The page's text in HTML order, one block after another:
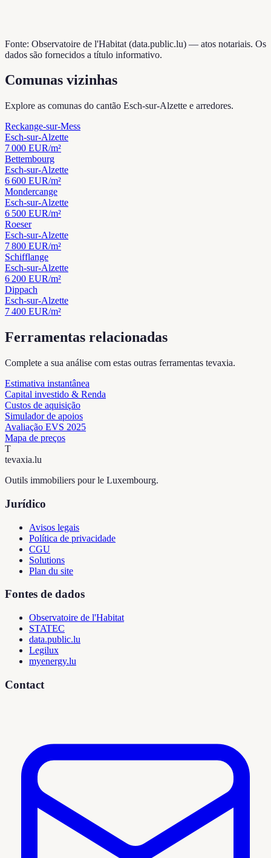
Fonte: Observatoire de l'Habitat (data.public.lu) — atos notariais. Os
dados são fornecidos a título informativo.
Comunas vizinhas
Explore as comunas do cantão Esch-sur-Alzette e arredores.
Reckange-sur-Mess
Esch-sur-Alzette
7 000 EUR/m²
Bettembourg
Esch-sur-Alzette
6 600 EUR/m²
Mondercange
Esch-sur-Alzette
6 500 EUR/m²
Roeser
Esch-sur-Alzette
7 800 EUR/m²
Schifflange
Esch-sur-Alzette
6 200 EUR/m²
Dippach
Esch-sur-Alzette
7 400 EUR/m²
Ferramentas relacionadas
Complete a sua análise com estas outras ferramentas tevaxia.
Estimativa instantânea
Capital investido & Renda
Custos de aquisição
Simulador de apoios
Avaliação EVS 2025
Mapa de preços
T
tevaxia.lu
Outils immobiliers pour le Luxembourg.
Jurídico
Avisos legais
Política de privacidade
CGU
Solutions
Plan du site
Fontes de dados
Observatoire de l'Habitat
STATEC
data.public.lu
Legilux
myenergy.lu
Contact